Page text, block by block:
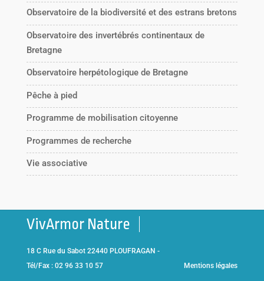
Observatoire de la biodiversité et des estrans bretons
Observatoire des invertébrés continentaux de
Bretagne
Observatoire herpétologique de Bretagne
Pêche à pied
Programme de mobilisation citoyenne
Programmes de recherche
Vie associative
VivArmor Nature
18 C Rue du Sabot 22440 PLOUFRAGAN -
Tél/Fax : 02 96 33 10 57
Mentions légales